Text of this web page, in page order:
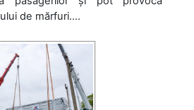
de mărfuri....